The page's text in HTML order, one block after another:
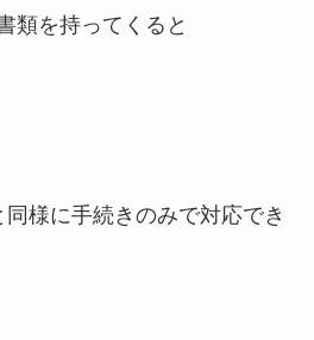
類を持ってくると
様に手続きのみで対応でき